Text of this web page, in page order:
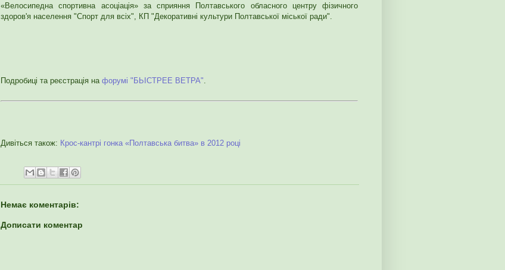
«Велосипедна спортивна асоціація» за сприяння Полтавського обласного центру фізичного
здоров'я населення "Спорт для всіх", КП "Декоративні культури Полтавської міської ради".
Подробиці та реєстрація на форумі "БЬІСТРЕЕ ВЕТРА"
Дивіться також: Крос-кантрі гонка «Полтавська битва» в 2012 році
Немає коментарів:
Дописати коментар